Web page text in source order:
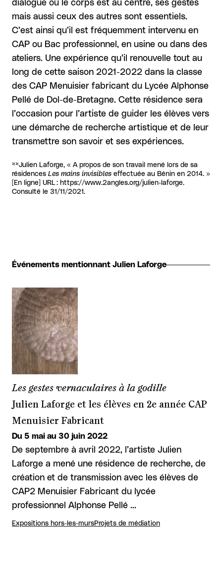
dialogue où le corps est au centre, ses gestes
mais aussi ceux des autres sont essentiels.
C’est ainsi qu’il est fréquemment intervenu en
CAP ou Bac professionnel, en usine ou dans des
ateliers. Une expérience qu’il renouvelle tout au
long de cette saison 2021-2022 dans la classe
des CAP Menuisier fabricant du Lycée Alphonse
Pellé de Dol-de-Bretagne. Cette résidence sera
l’occasion pour l’artiste de guider les élèves vers
une démarche de recherche artistique et de leur
transmettre son savoir et ses expériences.
**Julien Laforge, « A propos de son travail mené lors de sa
résidences Les mains invisibles effectuée au Bénin en 2014. »
[En ligne] URL : https://www.2angles.org/julien-laforge.
Consulté le 31/11/2021.
Événements mentionnant Julien Laforge
Les gestes vernaculaires à la godille
Julien Laforge et les élèves en 2e année CAP
Menuisier Fabricant
Du 5 mai au 30 juin 2022
De septembre à avril 2022, l’artiste Julien
Laforge a mené une résidence de recherche, de
création et de transmission avec les élèves de
CAP2 Menuisier Fabricant du lycée
professionnel Alphonse Pellé …
Expositions hors-les-mursProjets de médiation